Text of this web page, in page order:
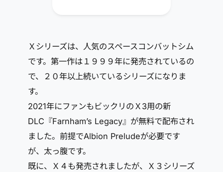
Ｘシリーズは、人気のスペースコンバットシム
です。第一作は１９９９年に発売されているの
で、２０年以上続いているシリーズになりま
す。
2021年にファンもビックリのＸ3用の新
DLC『Farnham’s Legacy』が無料で配布され
ました。前提でAlbion Preludeが必要です
が、太っ腹です。
既に、Ｘ４も発売されましたが、Ｘ３シリーズ